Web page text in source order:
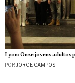
Lyon: Onze jovens adultos
POR JORGE CAMPOS